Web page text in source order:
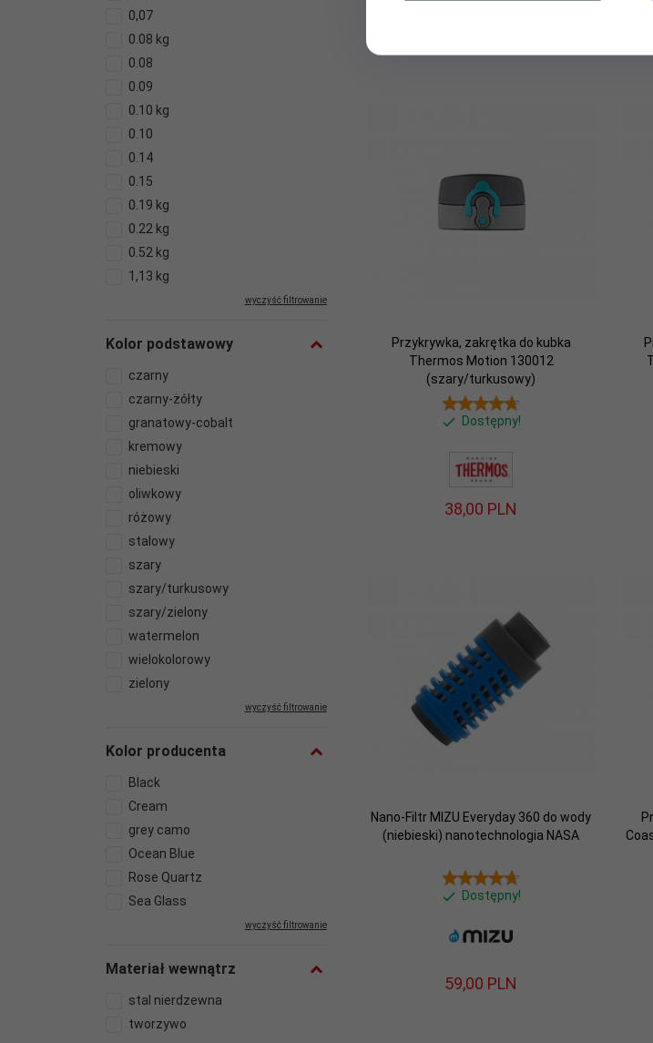
0,07
0.08 kg
0.08
0.09
0.10 kg
0.10
0.14
0.15
0.19 kg
0.22 kg
0.52 kg
1,13 kg
wyczyść filtrowanie
Kolor podstawowy
czarny
czarny-żółty
granatowy-cobalt
kremowy
niebieski
oliwkowy
różowy
stalowy
szary
szary/turkusowy
szary/zielony
watermelon
wielokolorowy
zielony
wyczyść filtrowanie
Kolor producenta
Black
Cream
grey camo
Ocean Blue
Rose Quartz
Sea Glass
wyczyść filtrowanie
Materiał wewnątrz
stal nierdzewna
tworzywo
Przykrywka, zakrętka do kubka
Thermos Motion 130012
(szary/turkusowy)
Dostępny!
38,00 PLN
Nano-Filtr MIZU Everyday 360 do wody
(niebieski) nanotechnologia NASA
Dostępny!
59,00 PLN